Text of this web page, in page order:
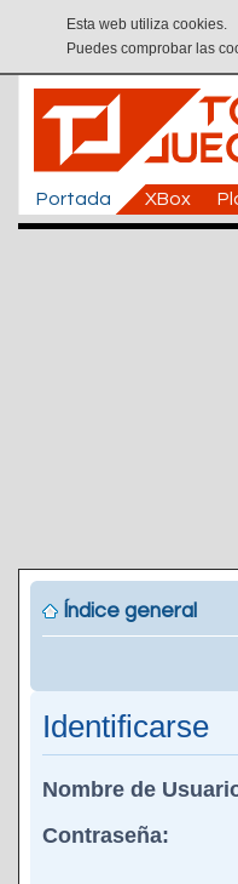
Esta web utiliza cookies.
Puedes comprobar las
Portada XBox
Índice general
Identificarse
Nombre de
Contraseña: